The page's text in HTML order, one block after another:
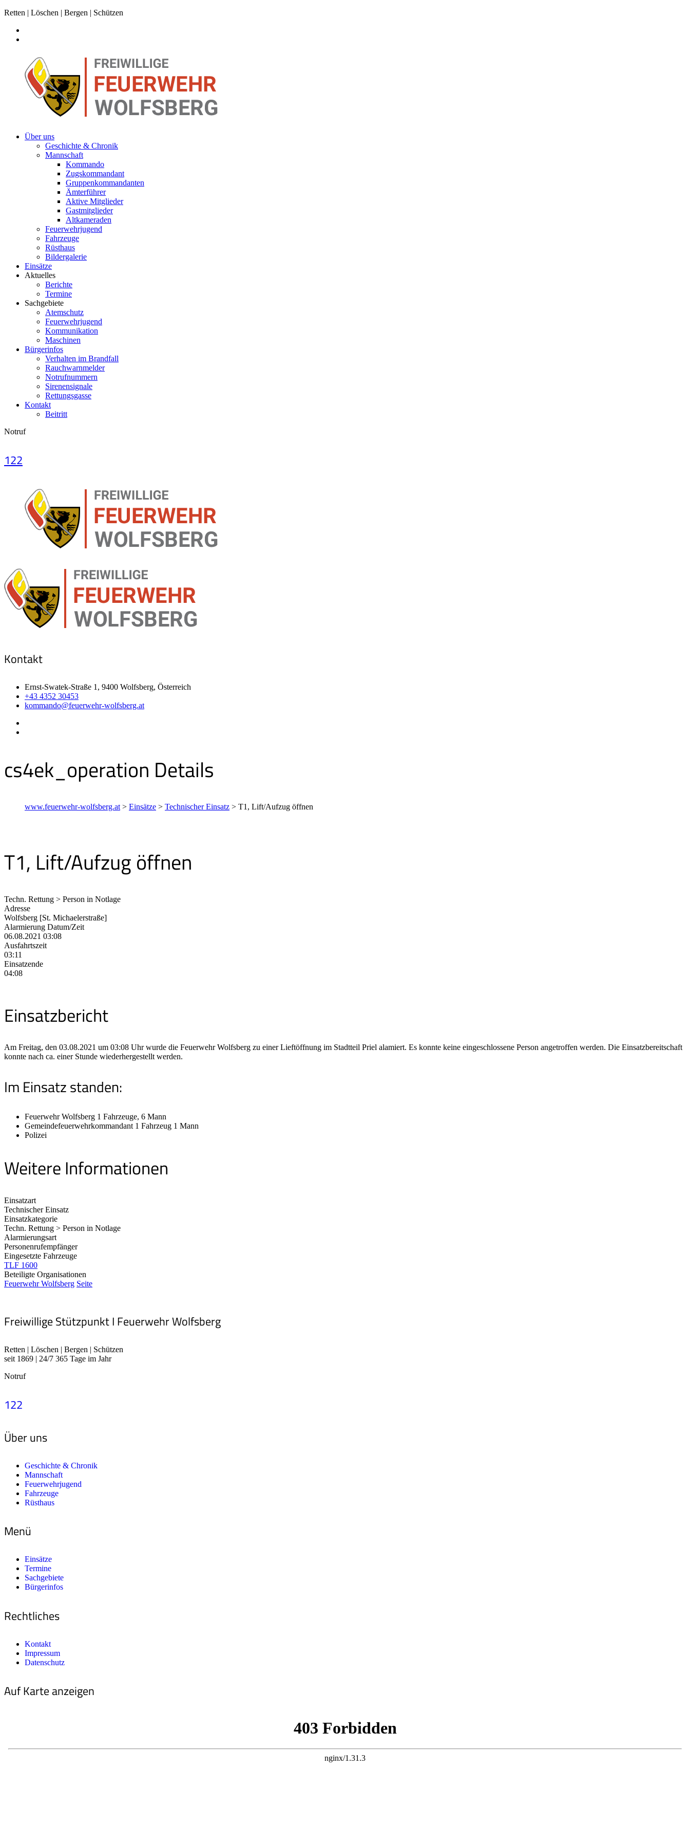
Retten | Löschen | Bergen | Schützen
Über uns
Geschichte & Chronik
Mannschaft
Kommando
Zugskommandant
Gruppenkommandanten
Ämterführer
Aktive Mitglieder
Gastmitglieder
Altkameraden
Feuerwehrjugend
Fahrzeuge
Rüsthaus
Bildergalerie
Einsätze
Aktuelles
Berichte
Termine
Sachgebiete
Atemschutz
Feuerwehrjugend
Kommunikation
Maschinen
Bürgerinfos
Verhalten im Brandfall
Rauchwarnmelder
Notrufnummern
Sirenensignale
Rettungsgasse
Kontakt
Beitritt
Notruf
122
Kontakt
Ernst-Swatek-Straße 1, 9400 Wolfsberg, Österreich
+43 4352 30453
kommando@feuerwehr-wolfsberg.at
cs4ek_operation Details
www.feuerwehr-wolfsberg.at > Einsätze > Technischer Einsatz > T1, Lift/Aufzug öffnen
T1, Lift/Aufzug öffnen
Techn. Rettung > Person in Notlage
Adresse
Wolfsberg [St. Michaelerstraße]
Alarmierung Datum/Zeit
06.08.2021 03:08
Ausfahrtszeit
03:11
Einsatzende
04:08
Einsatzbericht
Am Freitag, den 03.08.2021 um 03:08 Uhr wurde die Feuerwehr Wolfsberg zu einer Lieftöffnung im Stadtteil Priel alamiert. Es konnte keine eingeschlossene Person angetroffen werden. Die Einsatzbereitschaft
konnte nach ca. einer Stunde wiederhergestellt werden.
Im Einsatz standen:
Feuerwehr Wolfsberg 1 Fahrzeuge, 6 Mann
Gemeindefeuerwehrkommandant 1 Fahrzeug 1 Mann
Polizei
Weitere Informationen
Einsatzart
Technischer Einsatz
Einsatzkategorie
Techn. Rettung > Person in Notlage
Alarmierungsart
Personenrufempfänger
Eingesetzte Fahrzeuge
TLF 1600
Beteiligte Organisationen
Feuerwehr Wolfsberg Seite
Freiwillige Stützpunkt I Feuerwehr Wolfsberg
Retten | Löschen | Bergen | Schützen
seit 1869 | 24/7 365 Tage im Jahr
Notruf
122
Über uns
Geschichte & Chronik
Mannschaft
Feuerwehrjugend
Fahrzeuge
Rüsthaus
Menü
Einsätze
Termine
Sachgebiete
Bürgerinfos
Rechtliches
Kontakt
Impressum
Datenschutz
Auf Karte anzeigen